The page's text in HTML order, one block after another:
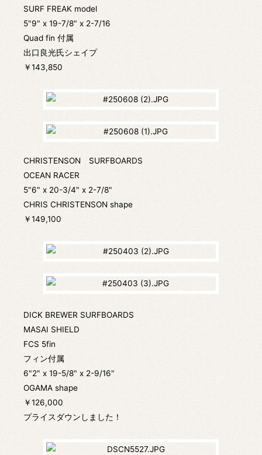
SURF FREAK model
5"9" x 19-7/8" x 2-7/16
Quad fin 付属
出口良光氏シェイプ
￥143,850
CHRISTENSON SURFBOARDS
OCEAN RACER
5"6" x 20-3/4" x 2-7/8"
CHRIS CHRISTENSON shape
￥149,100
DICK BREWER SURFBOARDS
MASAI SHIELD
FCS 5fin
フィン付属
6"2" x 19-5/8" x 2-9/16"
OGAMA shape
￥126,000
プライスダウンしました！